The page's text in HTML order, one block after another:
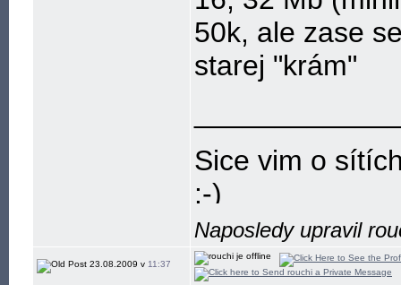
50k, ale zase
starej "krám"
Sice vim o
:-)
Naposledy upravil
23.08.2009 v 11:37